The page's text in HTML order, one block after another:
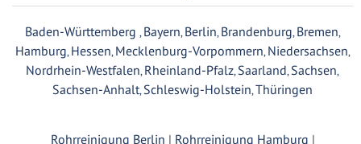
Baden-Württemberg ,Bayern,Berlin,Brandenburg,Bremen,
Hamburg,Hessen,Mecklenburg-Vorpommern,Niedersachsen,
Nordrhein-Westfalen,Rheinland-Pfalz,Saarland,Sachsen,
Sachsen-Anhalt,Schleswig-Holstein,Thüringen
Rohrreinigung Berlin | Rohrreinigung Hamburg |